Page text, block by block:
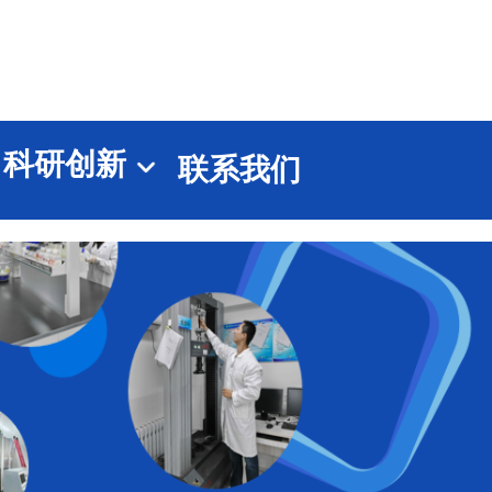
科研创新 联系我们